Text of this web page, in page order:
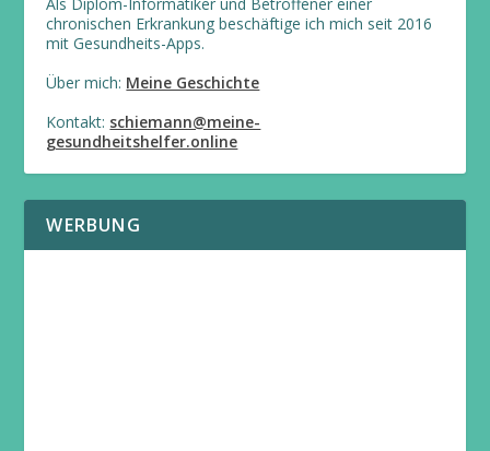
chronischen Erkrankung beschäftige ich mich seit 2016
mit Gesundheits-Apps.
Über mich: Meine Geschichte
Kontakt: schiemann@meine-
gesundheitshelfer.online
WERBUNG